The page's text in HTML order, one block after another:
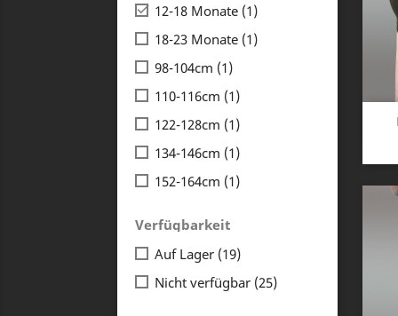
 12-18 Monate (1)
18-23 Monate (1)
98-104cm (1)
110-116cm (1)
122-128cm (1)
134-146cm (1)
152-164cm (1)
Verfügbarkeit
Auf Lager (19)
Nicht verfügbar (25)